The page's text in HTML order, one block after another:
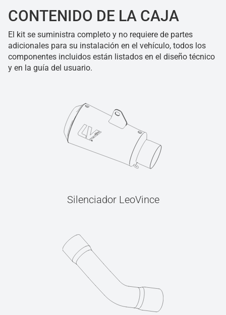
CONTENIDO DE LA CAJA
El kit se suministra completo y no requiere de partes
adicionales para su instalación en el vehículo, todos los
componentes incluidos están listados en el diseño técnico
y en la guía del usuario.
Silenciador LeoVince